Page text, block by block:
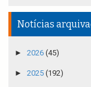
Notícias
► 2026 (45)
► 2025 (192)